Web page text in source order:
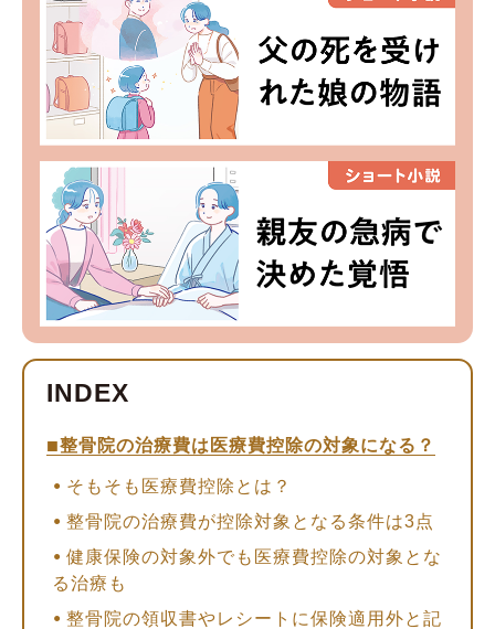
整骨院の治療費は医療費控除の対象になる？
そもそも医療費控除とは？
整骨院の治療費が控除対象となる条件は3点
健康保険の対象外でも医療費控除の対象とな
る治療も
整骨院の領収書やレシートに保険適用外と記